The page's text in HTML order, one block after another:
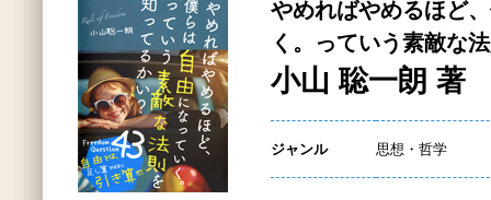
やめればやめるほど
く。っていう素敵な
小山 聡一朗 著
ジャンル 思想・哲学